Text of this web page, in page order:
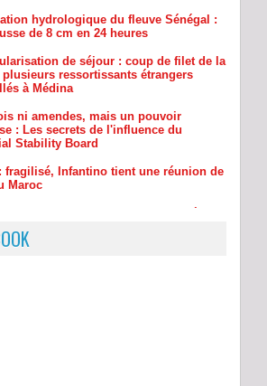
ressortissants étrangers
à Médina
ni amendes, mais un pouvoir
: Les secrets de l'influence du
Stability Board
fragilisé, Infantino tient une réunion de
Maroc
manager sportif et entraîneur de